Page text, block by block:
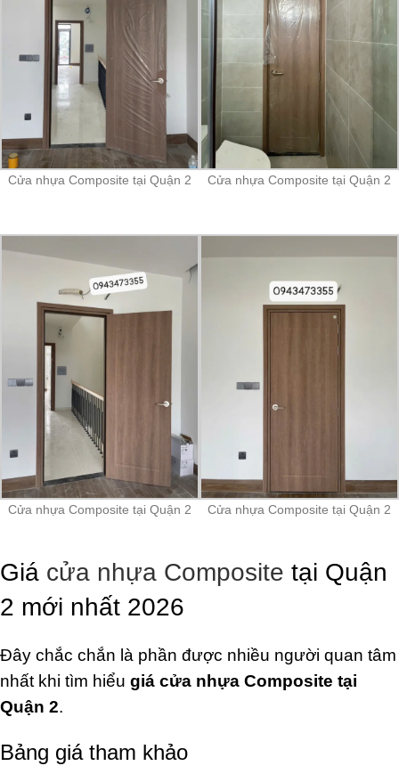
Cửa nhựa Composite tại Quận 2 Cửa nhựa Composite tại Quận 2
Cửa nhựa Composite tại Quận 2 Cửa nhựa Composite tại Quận 2
Giá cửa nhựa Composite tại Quận
2 mới nhất 2026
Đây chắc chắn là phần được nhiều người quan tâm
nhất khi tìm hiểu giá cửa nhựa Composite tại
Quận 2.
Bảng giá tham khảo